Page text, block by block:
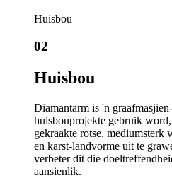
Huisbou
02
Huisbou
Diamantarm is 'n
huisbouprojekte gebruik
gekraakte rotse, mediumsterk
en karst-landvorme uit te
verbeter dit die
aansienlik.